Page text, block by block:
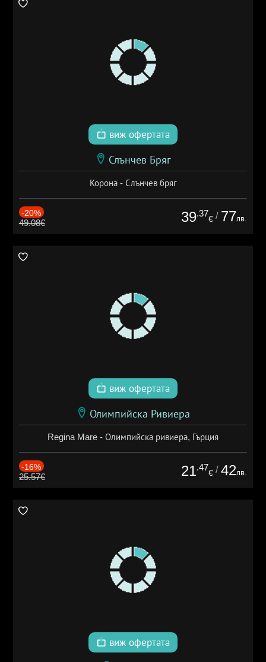
виж офертата
Слънчев Бряг
Корона - Слънчев бряг
-20%
49.08€ 39.37
€ / 77лв.
виж офертата
Олимпийска Ривиера
Regina Mare - Олимпийска ривиера, Гърция
-16%
25.57€ 21.47
€ / 42лв.
виж офертата